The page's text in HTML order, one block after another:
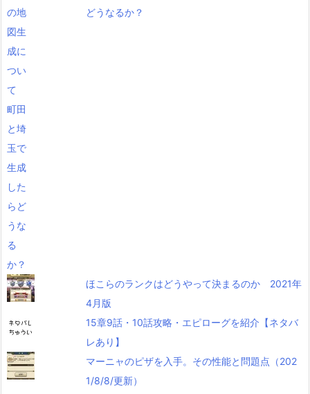
どうなるか？
ほこらのランクはどうやって決まるのか 2021年
4月版
15章9話・10話攻略・エピローグを紹介【ネタバ
レあり】
マーニャのピザを入手。その性能と問題点（202
1/8/8/更新）